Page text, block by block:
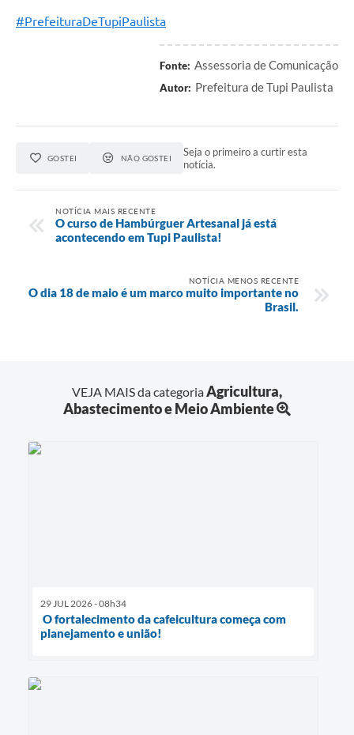
#PrefeituraDeTupiPaulista
Fonte: Assessoria de Comunicação
Autor: Prefeitura de Tupi Paulista
GOSTEI NÃO GOSTEI
Seja o primeiro a curtir esta
notícia.
NOTÍCIA MAIS RECENTE
O curso de Hambúrguer Artesanal já está
acontecendo em Tupi Paulista!
NOTÍCIA MENOS RECENTE
O dia 18 de maio é um marco muito importante no
Brasil.
VEJA MAIS da categoriaAgricultura,
Abastecimento e Meio Ambiente
29 JUL 2026 - 08h34
O fortalecimento da cafeicultura começa com
planejamento e união!